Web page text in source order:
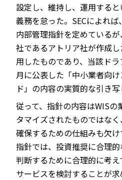
設定し、維持し、運用する
義務を怠った。SECによれ
内部管理指針を定めている
社であるアトリア社が作成
用したものであり、当該ド
月に公表した「中小業者向
ド」の内容の実質的な引き写
従って、指針の内容はWIS
タマイズされたものではな
確保するための仕組みも欠
指針では、投資推奨に合理
判断するために合理的に考
サービスを検討することが